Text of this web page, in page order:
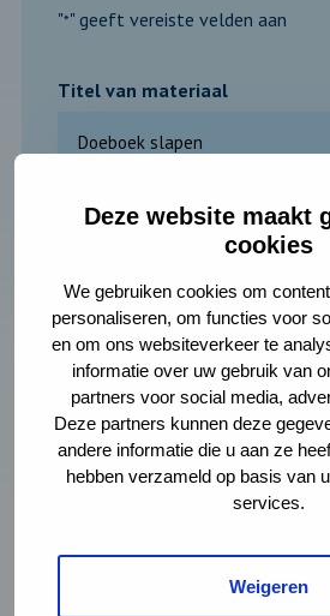
Deze website maakt
cookies
We gebruiken cookies om
personaliseren, om functies voor
en om ons websiteverkeer te
informatie over uw gebruik van
partners voor social media,
Deze partners kunnen deze
andere informatie die u aan ze
hebben verzameld op basis van
services.
Weigeren
"*" geeft vereiste velden aan
Titel van materiaal
Voornaam *
Achternaam *